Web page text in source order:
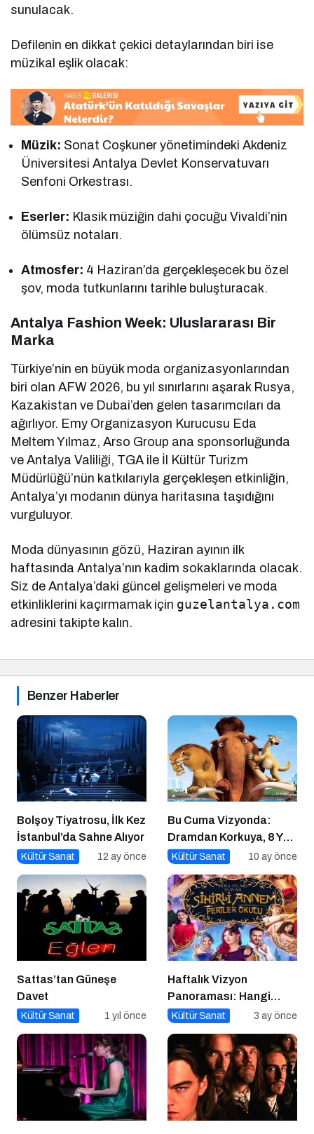
sunulacak.
Defilenin en dikkat çekici detaylarından biri ise
müzikal eşlik olacak:
Müzik: Sonat Coşkuner yönetimindeki Akdeniz
Üniversitesi Antalya Devlet Konservatuvarı
Senfoni Orkestrası.
Eserler: Klasik müziğin dahi çocuğu Vivaldi’nin
ölümsüz notaları.
Atmosfer: 4 Haziran’da gerçekleşecek bu özel
şov, moda tutkunlarını tarihle buluşturacak.
Antalya Fashion Week: Uluslararası Bir
Marka
Türkiye’nin en büyük moda organizasyonlarından
biri olan AFW 2026, bu yıl sınırlarını aşarak Rusya,
Kazakistan ve Dubai’den gelen tasarımcıları da
ağırlıyor. Emy Organizasyon Kurucusu Eda
Meltem Yılmaz, Arso Group ana sponsorluğunda
ve Antalya Valiliği, TGA ile İl Kültür Turizm
Müdürlüğü’nün katkılarıyla gerçekleşen etkinliğin,
Antalya’yı modanın dünya haritasına taşıdığını
vurguluyor.
Moda dünyasının gözü, Haziran ayının ilk
haftasında Antalya’nın kadim sokaklarında olacak.
Siz de Antalya’daki güncel gelişmeleri ve moda
etkinliklerini kaçırmamak için guzelantalya.com
adresini takipte kalın.
Benzer Haberler
Bolşoy Tiyatrosu, İlk Kez
İstanbul’da Sahne Alıyor
Kültür Sanat 12 ay önce
Bu Cuma Vizyonda:
Dramdan Korkuya, 8 Yeni
Film Sinemaseverlerle
Kültür Sanat 10 ay önce
Sattas’tan Güneşe
Davet
Kültür Sanat 1 yıl önce
Haftalık Vizyon
Panoraması: Hangi
Filmi İzlemeli?
Kültür Sanat 3 ay önce